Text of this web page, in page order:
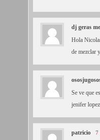
dj geras
Hola
de mezclar
Se ve que
jenifer
patricio 7